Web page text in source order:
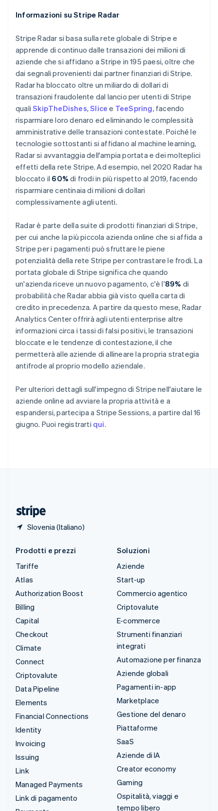
Informazioni su Stripe Radar
Stripe Radar si basa sulla rete globale di Stripe e
apprende di continuo dalle transazioni dei milioni di
aziende che si affidano a Stripe in 195 paesi, oltre che
dai segnali provenienti dai partner finanziari di Stripe.
Radar ha bloccato oltre un miliardo di dollari di
transazioni fraudolente dal lancio per utenti di Stripe
qualiSkipTheDishes,Slice e TeeSpring, facendo
risparmiare loro denaro ed eliminando le complessità
amministrative delle transazioni contestate. Poiché le
tecnologie sottostanti si affidano al machine learning,
Radar si avvantaggia dell'ampia portata e dei molteplici
effetti della rete Stripe. Ad esempio, nel 2020 Radar ha
bloccato il 60% di frodi in più rispetto al 2019, facendo
risparmiare centinaia di milioni di dollari
complessivamente agli utenti.
Radar è parte della suite di prodotti finanziari di Stripe,
per cui anche la più piccola azienda online che si affida a
Stripe per i pagamenti può sfruttare le piene
potenzialità della rete Stripe per contrastare le frodi. La
portata globale di Stripe significa che quando
un'azienda riceve un nuovo pagamento, c'è l'89% di
probabilità che Radar abbia già visto quella carta di
credito in precedenza. A partire da questo mese, Radar
Analytics Center offrirà agli utenti enterprise altre
informazioni circa i tassi di falsi positivi, le transazioni
bloccate e le tendenze di contestazione, il che
permetterà alle aziende di allineare la propria strategia
antifrode al proprio modello aziendale.
Per ulteriori dettagli sull'impegno di Stripe nell'aiutare le
aziende online ad avviare la propria attività e a
espandersi, partecipa a Stripe Sessions, a partire dal 16
giugno. Puoi registrarti qui.
Slovenia (Italiano)
Lettonia
Liechtenstein
DeutschEnglish
Lituania
English
Lussemburgo
Français Deutsch English
Malaysia
English 简体中文
Malta
English
Messico
Español English
Norvegia
English
Nuova Zelanda
English
Paesi Bassi
Nederlands English
English
Portogallo
Português English
RAS di Hong Kong, Cina
English 简体中文
Regno Unito
English
Repubblica Ceca
English
Romania
English
Singapore
English简体中文
Slovacchia
English
EnglishItaliano
Spagna
Español English
Stati Uniti
EnglishEspañol简体中文
Prodotti e prezzi
Tariffe
Atlas
Authorization Boost
Billing
Capital
Checkout
Climate
Connect
Criptovalute
Data Pipeline
Elements
Financial Connections
Identity
Invoicing
Issuing
Link
Managed Payments
Link di pagamento
Soluzioni
Aziende
Start-up
Commercio agentico
Criptovalute
E-commerce
Strumenti finanziari
integrati
Automazione per finanza
Aziende globali
Pagamenti in-app
Marketplace
Gestione del denaro
Piattaforme
SaaS
Aziende di IA
Creator economy
Gaming
Ospitalità, viaggi e
tempo libero